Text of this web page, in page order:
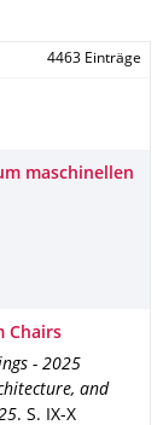
4463 Einträge
maschinellen
Chairs
- 2025
and
. S. IX-X